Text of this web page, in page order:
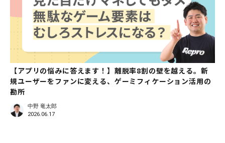
【アプリの悩みに答えます！】離脱率8割の壁を越える。新
規ユーザーをファンに変える、ゲーミフィケーション活用の
勘所
中野 竜太郎
2026.06.17